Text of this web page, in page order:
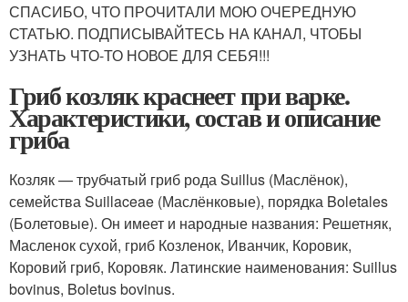
СПАСИБО, ЧТО ПРОЧИТАЛИ МОЮ ОЧЕРЕДНУЮ
СТАТЬЮ. ПОДПИСЫВАЙТЕСЬ НА КАНАЛ, ЧТОБЫ
УЗНАТЬ ЧТО-ТО НОВОЕ ДЛЯ СЕБЯ!!!
Гриб козляк краснеет при варке.
Характеристики, состав и описание
гриба
Козляк — трубчатый гриб рода Suillus (Маслёнок),
семейства Suillaceae (Маслёнковые), порядка Boletales
(Болетовые). Он имеет и народные названия: Решетняк,
Масленок сухой, гриб Козленок, Иванчик, Коровик,
Коровий гриб, Коровяк. Латинские наименования: Suillus
bovinus, Boletus bovinus.